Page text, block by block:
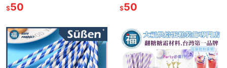
通翻糖珠光粉泰勒粉色膏色粉針
$50
通翻糖珠光粉泰勒粉色膏色粉針
$50